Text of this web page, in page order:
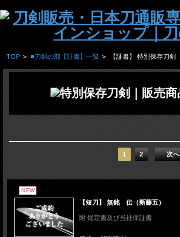
TOP > ■刀剣の部【証書】一覧 > 【証書】 特別保存刀剣
1 2 次へ
NEW
【短刀】 無銘 伝（新藤五）
附 鑑定書及び当社保証書